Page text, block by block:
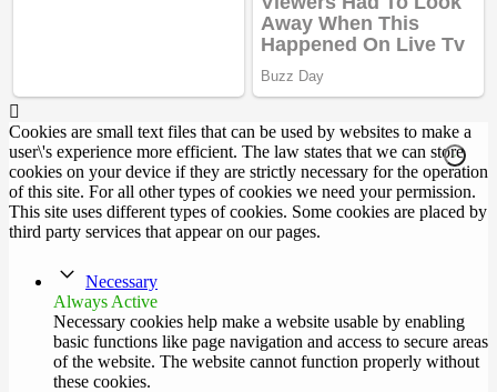
Cookies are small text files that can be used by websites to make a
user\'s experience more efficient. The law states that we can store
cookies on your device if they are strictly necessary for the operation
of this site. For all other types of cookies we need your permission.
This site uses different types of cookies. Some cookies are placed by
third party services that appear on our pages.
Necessary
Always Active
Necessary cookies help make a website usable by enabling
basic functions like page navigation and access to secure areas
of the website. The website cannot function properly without
these cookies.